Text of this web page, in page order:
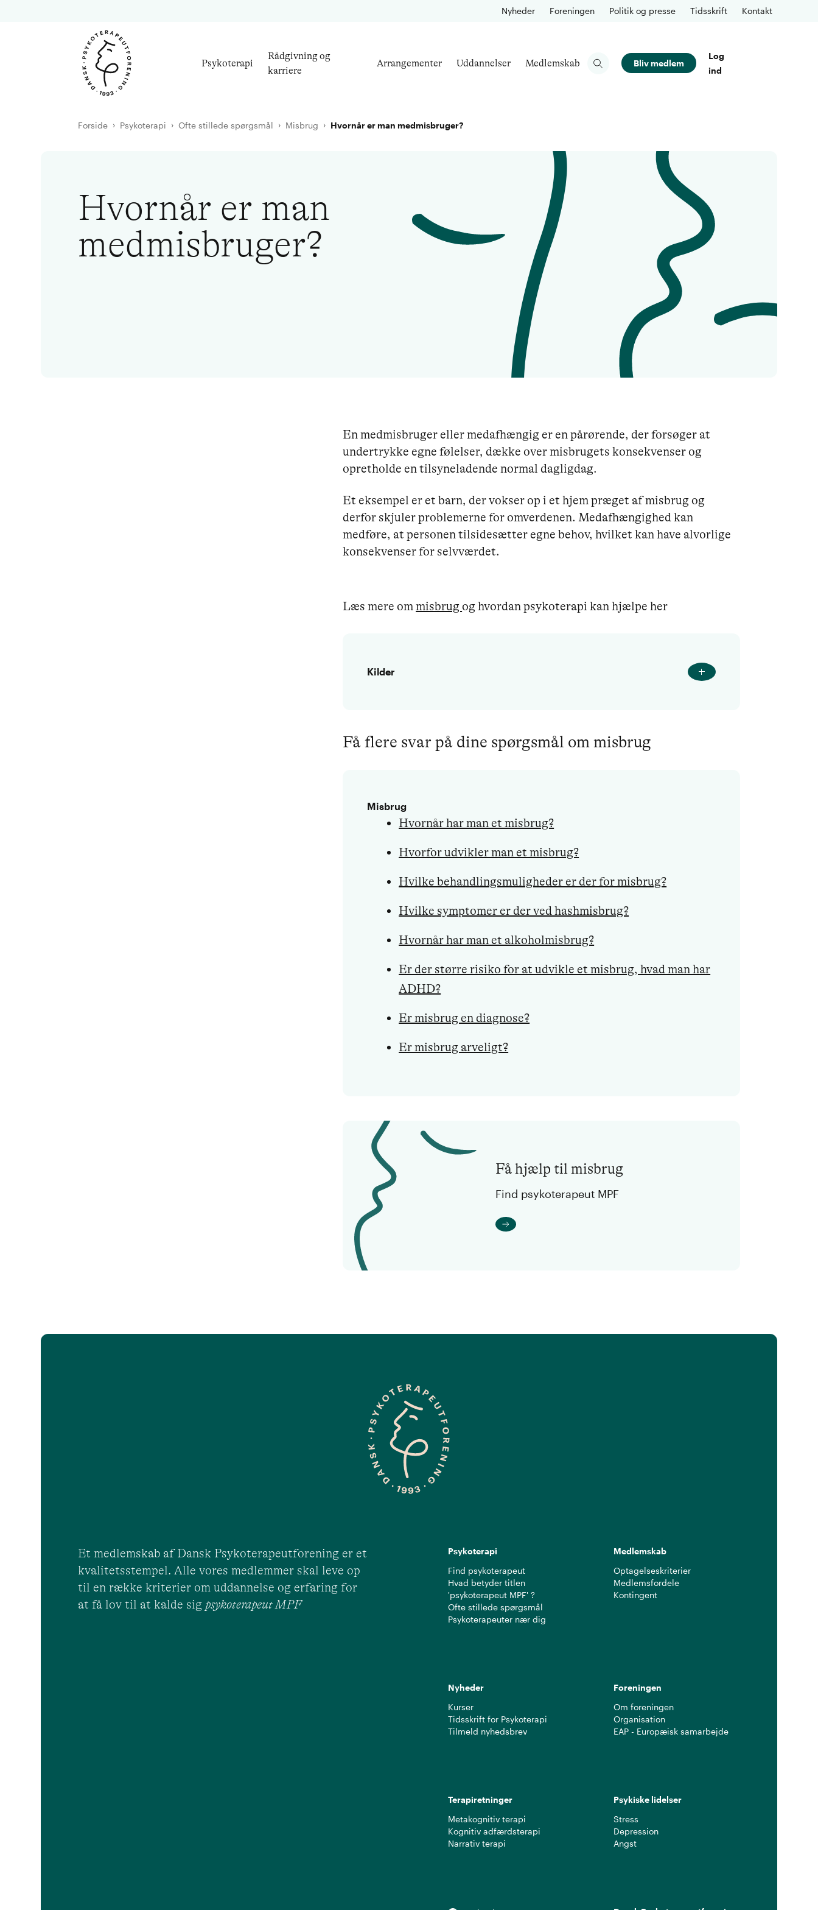
Nyheder Foreningen Politik og presse Tidsskrift Kontakt
Psykoterapi
Rådgivning og
karriere
Arrangementer Uddannelser Medlemskab Bliv medlem
Log
ind
Forside Psykoterapi Ofte stillede spørgsmål Misbrug Hvornår er man medmisbruger?
Hvornår er man
medmisbruger?
En medmisbruger eller medafhængig er en pårørende, der forsøger at
undertrykke egne følelser, dække over misbrugets konsekvenser og
opretholde en tilsyneladende normal dagligdag.
Et eksempel er et barn, der vokser op i et hjem præget af misbrug og
derfor skjuler problemerne for omverdenen. Medafhængighed kan
medføre, at personen tilsidesætter egne behov, hvilket kan have alvorlige
konsekvenser for selvværdet.
Læs mere ommisbrug og hvordan psykoterapi kan hjælpe her
Kilder
Få flere svar på dine spørgsmål om misbrug
Misbrug
Hvornår har man et misbrug?
Hvorfor udvikler man et misbrug?
Hvilke behandlingsmuligheder er der for misbrug?
Hvilke symptomer er der ved hashmisbrug?
Hvornår har man et alkoholmisbrug?
Er der større risiko for at udvikle et misbrug, hvad man har
ADHD?
Er misbrug en diagnose?
Er misbrug arveligt?
Få hjælp til misbrug
Find psykoterapeut MPF
Et medlemskab af Dansk Psykoterapeutforening er et
kvalitetsstempel. Alle vores medlemmer skal leve op
til en række kriterier om uddannelse og erfaring for
at få lov til at kalde sig psykoterapeut MPF
Psykoterapi
Find psykoterapeut
Hvad betyder titlen
'psykoterapeut MPF' ?
Ofte stillede spørgsmål
Psykoterapeuter nær dig
Medlemskab
Optagelseskriterier
Medlemsfordele
Kontingent
Nyheder
Kurser
Tidsskrift for Psykoterapi
Tilmeld nyhedsbrev
Foreningen
Om foreningen
Organisation
EAP - Europæisk samarbejde
Terapiretninger
Metakognitiv terapi
Kognitiv adfærdsterapi
Narrativ terapi
Psykiske lidelser
Stress
Depression
Angst